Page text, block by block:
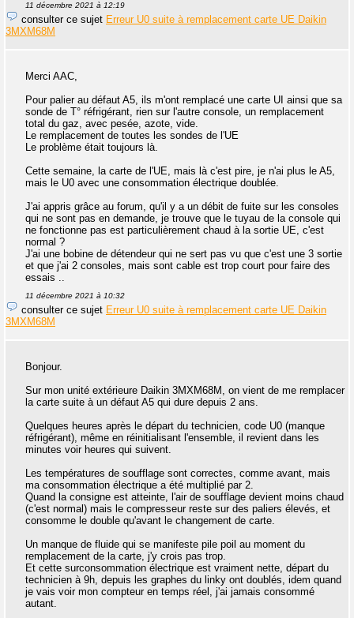
11 décembre 2021 à 12:19
consulter ce sujet Erreur U0 suite à remplacement carte UE Daikin
3MXM68M
Merci AAC,
Pour palier au défaut A5, ils m'ont remplacé une carte UI ainsi que sa
sonde de T° réfrigérant, rien sur l'autre console, un remplacement
total du gaz, avec pesée, azote, vide.
Le remplacement de toutes les sondes de l'UE
Le problème était toujours là.
Cette semaine, la carte de l'UE, mais là c'est pire, je n'ai plus le A5,
mais le U0 avec une consommation électrique doublée.
J'ai appris grâce au forum, qu'il y a un débit de fuite sur les consoles
qui ne sont pas en demande, je trouve que le tuyau de la console qui
ne fonctionne pas est particulièrement chaud à la sortie UE, c'est
normal ?
J'ai une bobine de détendeur qui ne sert pas vu que c'est une 3 sortie
et que j'ai 2 consoles, mais sont cable est trop court pour faire des
essais ..
11 décembre 2021 à 10:32
consulter ce sujet Erreur U0 suite à remplacement carte UE Daikin
3MXM68M
Bonjour.
Sur mon unité extérieure Daikin 3MXM68M, on vient de me remplacer
la carte suite à un défaut A5 qui dure depuis 2 ans.
Quelques heures après le départ du technicien, code U0 (manque
réfrigérant), même en réinitialisant l'ensemble, il revient dans les
minutes voir heures qui suivent.
Les températures de soufflage sont correctes, comme avant, mais
ma consommation électrique a été multiplié par 2.
Quand la consigne est atteinte, l'air de soufflage devient moins chaud
(c'est normal) mais le compresseur reste sur des paliers élevés, et
consomme le double qu'avant le changement de carte.
Un manque de fluide qui se manifeste pile poil au moment du
remplacement de la carte, j'y crois pas trop.
Et cette surconsommation électrique est vraiment nette, départ du
technicien à 9h, depuis les graphes du linky ont doublés, idem quand
je vais voir mon compteur en temps réel, j'ai jamais consommé
autant.